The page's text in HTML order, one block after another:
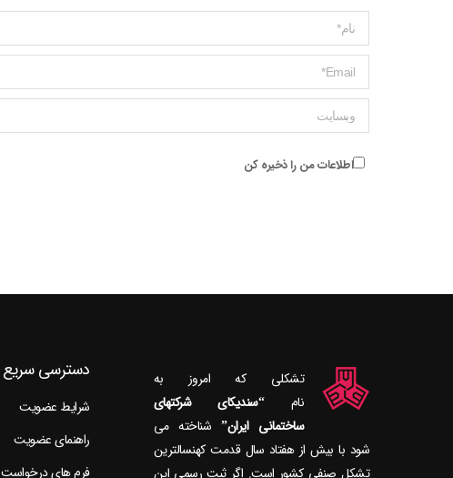
Name *
ایمیل *
وبسایت
اطلاعات من را ذخیره کن
تشکلی که امروز به
نام“سندیکای شرکتهای
ساختمانی ایران”
شود با بیش از هفتاد سال قدمت کهنسال‎ترین
تشکل صنفی کشور است. اگر ثبت رسمی این
دسترسی سریع
شرایط عضویت
راهنمای عضویت
فرم های درخواست